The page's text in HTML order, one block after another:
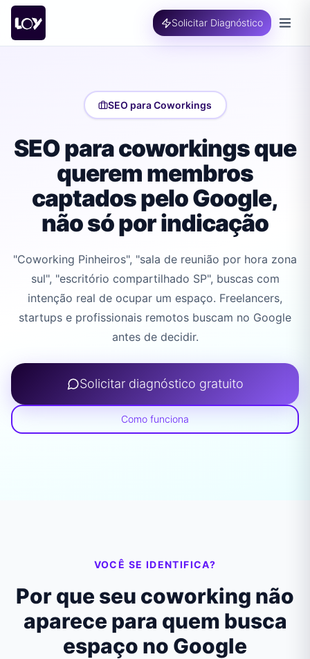
Solicitar Diagnóstico
SEO para Coworkings
SEO para coworkings que
querem membros
captados pelo Google,
não só por indicação
"Coworking Pinheiros", "sala de reunião por hora zona
sul", "escritório compartilhado SP", buscas com
intenção real de ocupar um espaço. Freelancers,
startups e profissionais remotos buscam no Google
antes de decidir.
Solicitar diagnóstico gratuito
Como funciona
VOCÊ SE IDENTIFICA?
Por que seu coworking não
aparece para quem busca
espaço no Google